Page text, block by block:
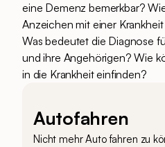
eine Demenz bemerkbar?
Anzeichen mit einer
Was bedeutet die Diagnose
und ihre Angehörigen? Wie
in die Krankheit einfinden?
Autofahren
Nicht mehr Auto fahren zu